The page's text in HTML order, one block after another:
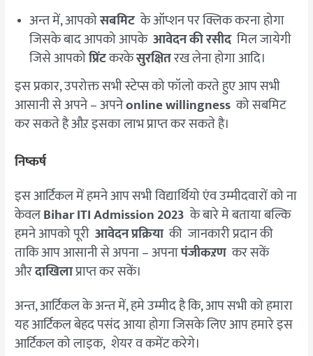
अन्त में, आपकोसबमिट के ऑप्शन पर क्लिक करना होगा
जिसके बाद आपको आपके आवेदन की रसीदमिल जायेगी
जिसे आपकोप्रिंटकरकेसुरक्षितरख लेना होगा आदि।
इस प्रकार, उपरोक्त सभी स्टेप्स को फॉलो करते हुए आप सभी
आसानी से अपने – अपनेonline willingness को सबमिट
कर सकते है औऱ इसका लाभ प्राप्त कर सकते है।
निष्कर्ष
इस आर्टिकल में हमने आप सभी विद्यार्थियो एंव उम्मीदवारों को ना
केवलBihar ITI Admission 2023 के बारे मे बताया बल्कि
हमने आपको पूरी आवेदन प्रक्रियाकी जानकारी प्रदान की
ताकि आप आसानी से अपना – अपनापंजीकऱण कर सकें
औरदाखिलाप्राप्त कर सकें।
अन्त, आर्टिकल के अन्त में, हमे उम्मीद है कि, आप सभी को हमारा
यह आर्टिकल बेहद पसंद आया होगा जिसके लिए आप हमारे इस
आर्टिकल को लाइक, शेयर व कमेंट करेगे।